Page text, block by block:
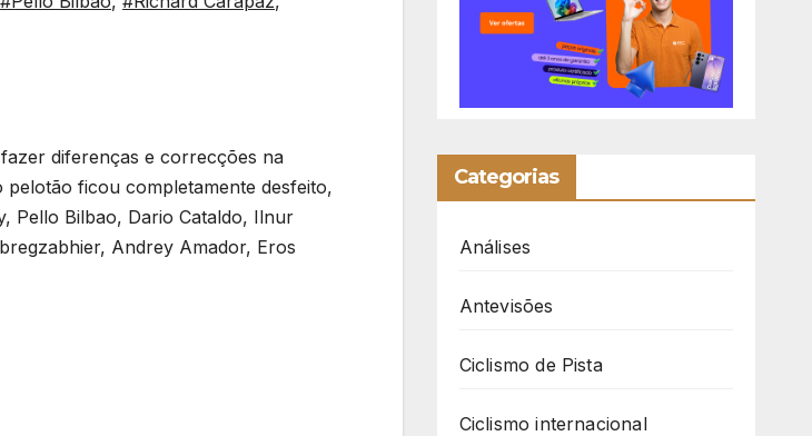
diferenças e correcções na
ficou completamente desfeito,
Pello Bilbao, Dario Cataldo, Ilnur
Andrey Amador, Eros
Categorias
Análises
Antevisões
Ciclismo de Pista
Ciclismo internacional